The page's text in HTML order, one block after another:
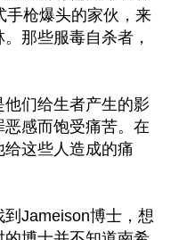
手枪爆头的家伙，来
那些服毒自杀者，
们给生者产生的影
感而饱受痛苦。在
这些人造成的痛
Jameison博士，想